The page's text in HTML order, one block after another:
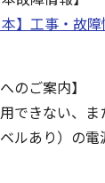
本】工事・故
のご案内】
できない、
ルあり）の